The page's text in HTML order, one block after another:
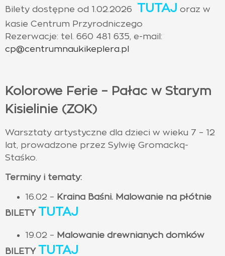
Bilety dostępne od 1.02.2026
TUTAJ oraz w
kasie Centrum Przyrodniczego
Rezerwacje: tel. 660 481 635, e-mail:
cp@centrumnaukikeplera.pl
Kolorowe Ferie – Pałac w Starym
Kisielinie (ZOK)
Warsztaty artystyczne dla dzieci w wieku 7 – 12
lat, prowadzone przez Sylwię Gromacką-
Staśko.
Terminy i tematy:
16.02 – Kraina Baśni. Malowanie na płótnie
BILETY TUTAJ
19.02 – Malowanie drewnianych domków
BILETY TUTAJ